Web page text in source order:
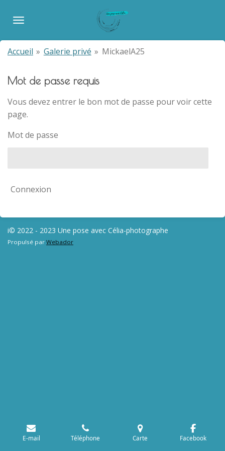
au
principal
Accueil » Galerie privé » MickaelA25
Mot de passe requis
Vous devez entrer le bon mot de passe pour voir cette
page.
Mot de passe
Connexion
i© 2022 - 2023 Une pose avec Célia-photographe
Propulsé par Webador
E-mail Téléphone Carte Facebook